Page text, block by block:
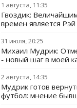
1 августа, 11:35
Гвоздик:
времен является
31 июля, 20:25
Михаил Мудрик:
- новый шаг в моей
2 августа, 14:35
Мудрик готов
футбол: мнение